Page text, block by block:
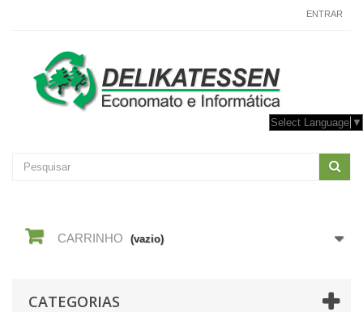
ENTRAR
Select Language ▼
CARRINHO (vazio)
CATEGORIAS